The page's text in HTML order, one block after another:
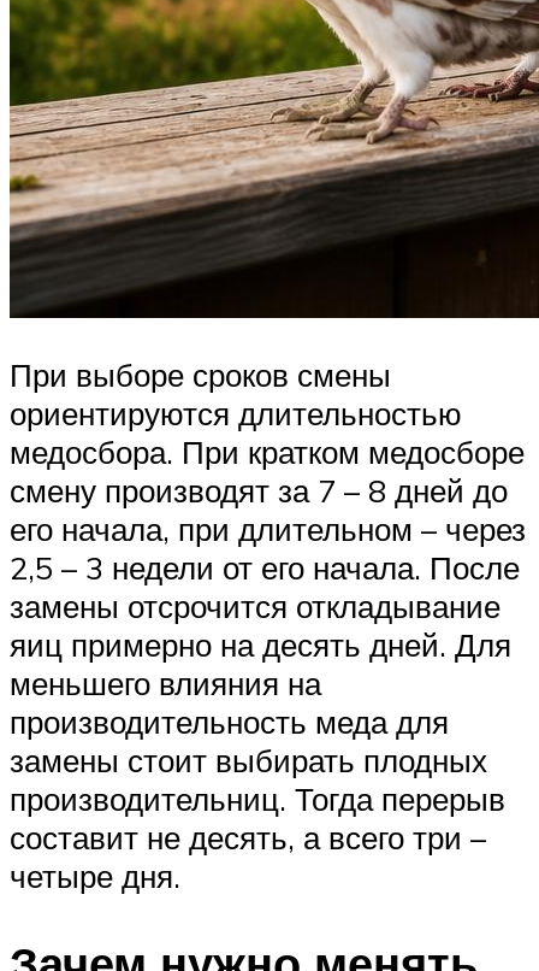
При выборе сроков смены
ориентируются длительностью
медосбора. При кратком медосборе
смену производят за 7 – 8 дней до
его начала, при длительном – через
2,5 – 3 недели от его начала. После
замены отсрочится откладывание
яиц примерно на десять дней. Для
меньшего влияния на
производительность меда для
замены стоит выбирать плодных
производительниц. Тогда перерыв
составит не десять, а всего три –
четыре дня.